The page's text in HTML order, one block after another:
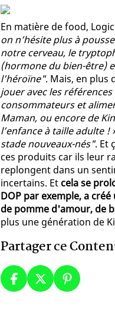
En matière de food,
on n’hésite plus à
notre cerveau, le
(hormone du bien-être)
l’héroïne". Mais, en plus
jouer avec les
consommateurs et
Maman, ou encore de
l’enfance à taille adulte
stade nouveaux-nés". Et
ces produits car ils leur
replongent dans un
incertains. Et cela se
DOP par exemple, a
de pomme d'amour, de
plus une génération de
Partager ce